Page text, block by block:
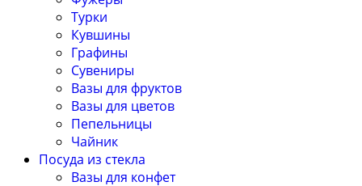
Турки
Кувшины
Графины
Сувениры
Вазы для фруктов
Вазы для цветов
Пепельницы
Чайник
Посуда из стекла
Вазы для конфет